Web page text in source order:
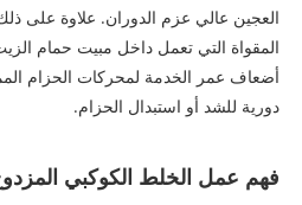
العجين عالي عزم الدوران. علاوة على
أضعاف عمر الخدمة لمحركات الحزام
دورية للشد أو استبدال الحزام.
فهم عمل الخلط الكوكبي